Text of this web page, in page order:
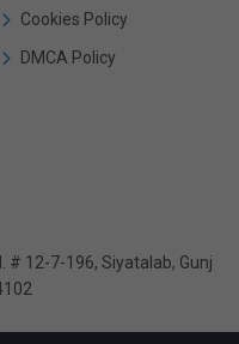
Cookies Policy
DMCA Policy
# 12-7-196, Siyatalab, Gunj